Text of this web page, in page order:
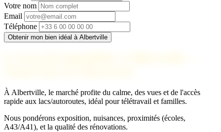
Votre nom
Email
Téléphone
Obtenir mon bien idéal à Albertville
À Albertville, le marché profite du calme, des vues et de l'accès
rapide aux lacs/autoroutes, idéal pour télétravail et familles.
Nous pondérons exposition, nuisances, proximités (écoles,
A43/A41), et la qualité des rénovations.